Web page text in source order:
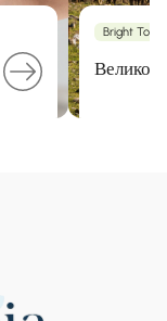
Bright Tour
Великое